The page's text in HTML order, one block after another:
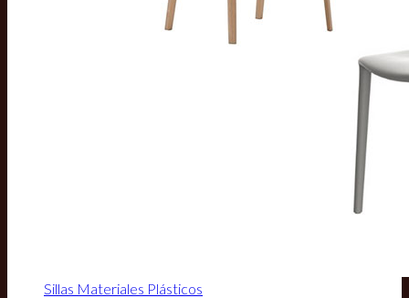
Sillas Materiales Plásticos